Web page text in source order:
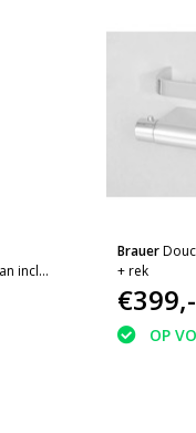
incl
Brauer
+ rek
€399,-
OP